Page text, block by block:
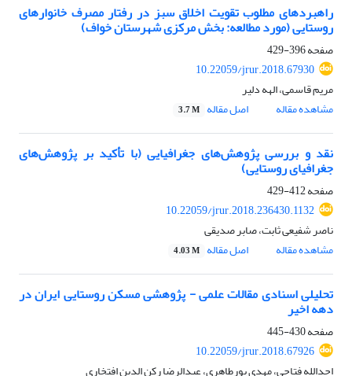
راهبردهای مطلوب تقویت اخلاق سبز در رفتار مصرف خانوارهای
روستایی (مورد مطالعه: بخش مرکزی شهرستان خواف)
صفحه396-429
10.22059/jrur.2018.67930
مریم قاسمی، الهه دلیر
مشاهده مقاله
اصل مقاله 3.7 M
نقد و بررسی پژوهش‌های جغرافیایی (با تأکید بر پژوهش‌های
جغرافیای روستایی)
صفحه412-429
10.22059/jrur.2018.236430.1132
ناصر شفیعی ثابت، صابر صدیقی
مشاهده مقاله
اصل مقاله 4.03 M
تحلیلی اسنادی مقالات علمی - پژوهشی مسکن روستایی ایران در
دهه اخیر
صفحه430-445
10.22059/jrur.2018.67926
احدالله فتاحی، مهدی پورطاهری، عبدالرضا رکن الدین افتخاری